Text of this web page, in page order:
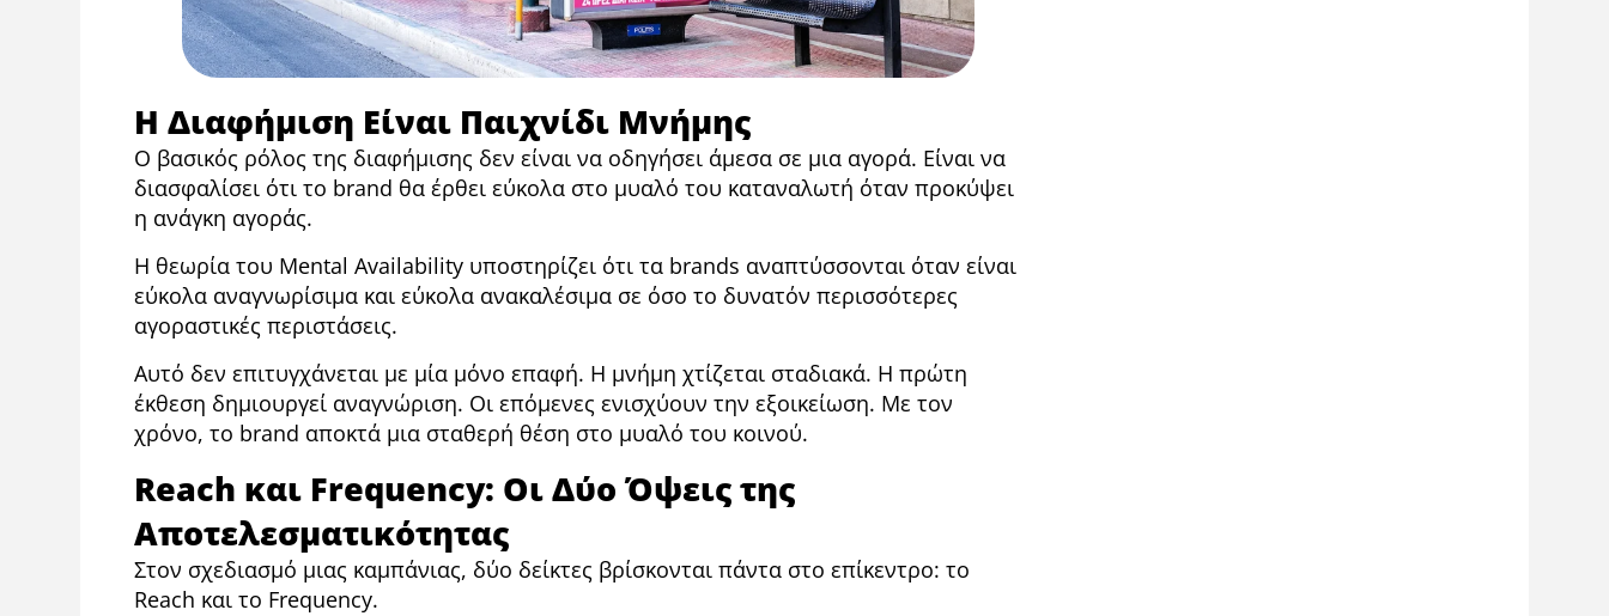
Η Διαφήμιση Είναι Παιχνίδι Μνήμης
Ο βασικός ρόλος της διαφήμισης δεν είναι να οδηγήσει άμεσα σε μια αγορά. Είναι να
διασφαλίσει ότι το brand θα έρθει εύκολα στο μυαλό του καταναλωτή όταν προκύψει
η ανάγκη αγοράς.
Η θεωρία του Mental Availability υποστηρίζει ότι τα brands αναπτύσσονται όταν είναι
εύκολα αναγνωρίσιμα και εύκολα ανακαλέσιμα σε όσο το δυνατόν περισσότερες
αγοραστικές περιστάσεις.
Αυτό δεν επιτυγχάνεται με μία μόνο επαφή. Η μνήμη χτίζεται σταδιακά. Η πρώτη
έκθεση δημιουργεί αναγνώριση. Οι επόμενες ενισχύουν την εξοικείωση. Με τον
χρόνο, το brand αποκτά μια σταθερή θέση στο μυαλό του κοινού.
Reach και Frequency: Οι Δύο Όψεις της
Αποτελεσματικότητας
Στον σχεδιασμό μιας καμπάνιας, δύο δείκτες βρίσκονται πάντα στο επίκεντρο: το
Reach και το Frequency.